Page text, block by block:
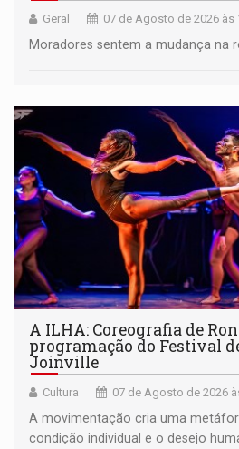
Geral 07 de Agosto de 2026 às
Moradores sentem a mudança na
A ILHA: Coreografia de
programação do Festival
Joinville
Cultura 07 de Agosto de 2026
A movimentação cria uma
condição individual e o desejo